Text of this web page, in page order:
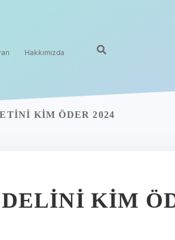
Hakkımızda
KIM ÖDER 2024
KIM